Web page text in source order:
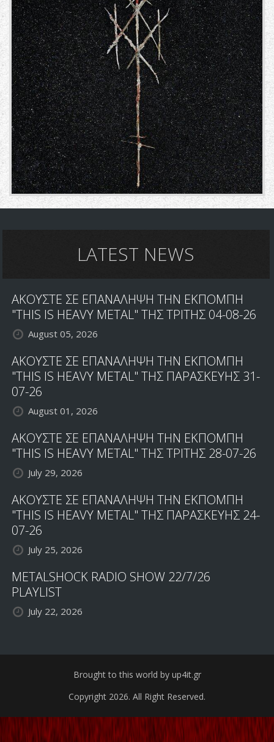
LATEST NEWS
ΑΚΟΥΣΤΕ ΣΕ ΕΠΑΝΑΛΗΨΗ ΤΗΝ ΕΚΠΟΜΠΗ
"THIS IS HEAVY METAL" ΤΗΣ ΤΡΙΤΗΣ 04-08-26
August 05, 2026
ΑΚΟΥΣΤΕ ΣΕ ΕΠΑΝΑΛΗΨΗ ΤΗΝ ΕΚΠΟΜΠΗ
"THIS IS HEAVY METAL" ΤΗΣ ΠΑΡΑΣΚΕΥΗΣ 31-
07-26
August 01, 2026
ΑΚΟΥΣΤΕ ΣΕ ΕΠΑΝΑΛΗΨΗ ΤΗΝ ΕΚΠΟΜΠΗ
"THIS IS HEAVY METAL" ΤΗΣ ΤΡΙΤΗΣ 28-07-26
July 29, 2026
ΑΚΟΥΣΤΕ ΣΕ ΕΠΑΝΑΛΗΨΗ ΤΗΝ ΕΚΠΟΜΠΗ
"THIS IS HEAVY METAL" ΤΗΣ ΠΑΡΑΣΚΕΥΗΣ 24-
07-26
July 25, 2026
METALSHOCK RADIO SHOW 22/7/26
PLAYLIST
July 22, 2026
Brought to this world by up4it.gr
Copyright 2026. All Right Reserved.